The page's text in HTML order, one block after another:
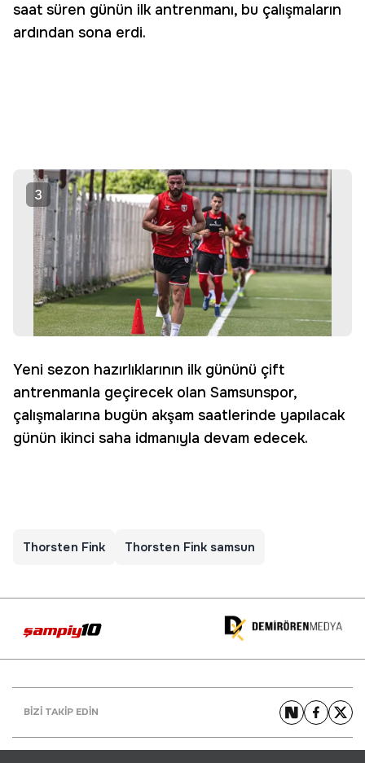
saat süren günün ilk antrenmanı, bu çalışmaların
ardından sona erdi.
3
Yeni sezon hazırlıklarının ilk gününü çift
antrenmanla geçirecek olan Samsunspor,
çalışmalarına bugün akşam saatlerinde yapılacak
günün ikinci saha idmanıyla devam edecek.
Thorsten Fink Thorsten Fink samsun
BİZİ TAKİP EDİN